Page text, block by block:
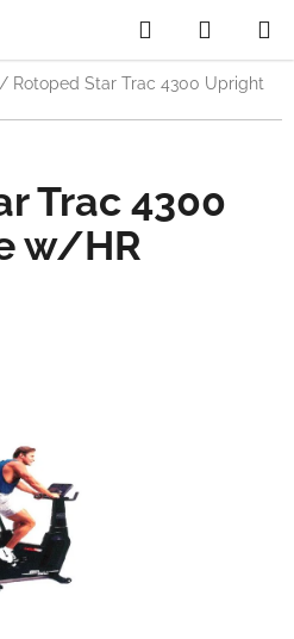
Hledat
KOŠÍK
/ Rotoped Star Trac 4300 Upright
Trac 4300
w/HR